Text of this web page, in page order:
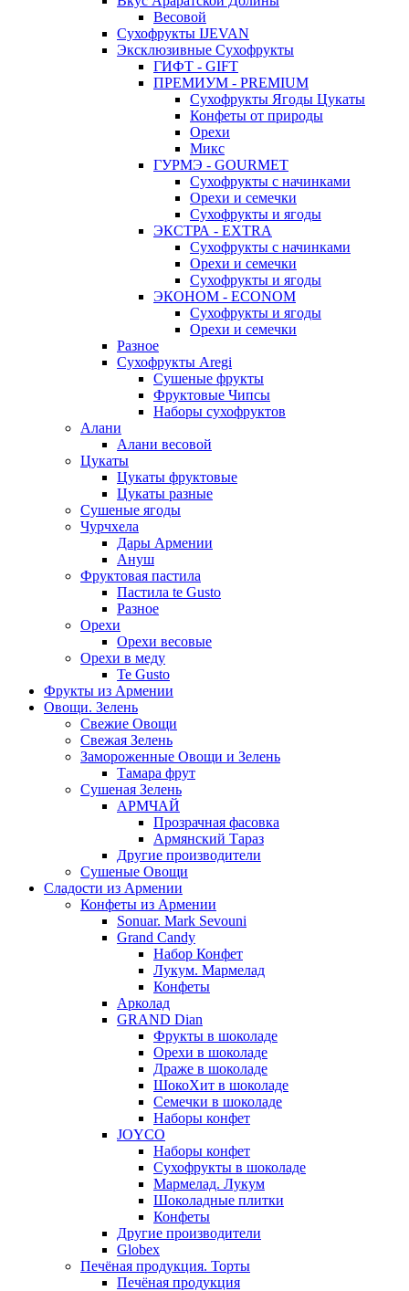
Весовой
Сухофрукты IJEVAN
Эксклюзивные Сухофрукты
ГИФТ - GIFT
ПРЕМИУМ - PREMIUM
Сухофрукты Ягоды Цукаты
Конфеты от природы
Орехи
Микс
ГУРМЭ - GOURMET
Сухофрукты с начинками
Орехи и семечки
Сухофрукты и ягоды
ЭКСТРА - EXTRA
Сухофрукты с начинками
Орехи и семечки
Сухофрукты и ягоды
ЭКОНОМ - ECONOM
Сухофрукты и ягоды
Орехи и семечки
Разное
Сухофрукты Aregi
Сушеные фрукты
Фруктовые Чипсы
Наборы сухофруктов
Алани
Алани весовой
Цукаты
Цукаты фруктовые
Цукаты разные
Сушеные ягоды
Чурчхела
Дары Армении
Ануш
Фруктовая пастила
Пастила te Gusto
Разное
Орехи
Орехи весовые
Орехи в меду
Te Gusto
Фрукты из Армении
Овощи. Зелень
Свежие Овощи
Свежая Зелень
Замороженные Овощи и Зелень
Тамара фрут
Сушеная Зелень
АРМЧАЙ
Прозрачная фасовка
Армянский Тараз
Другие производители
Сушеные Овощи
Сладости из Армении
Конфеты из Армении
Sonuar. Mark Sevouni
Grand Candy
Набор Конфет
Лукум. Мармелад
Конфеты
Арколад
GRAND Dian
Фрукты в шоколаде
Орехи в шоколаде
Драже в шоколаде
ШокоХит в шоколаде
Семечки в шоколаде
Наборы конфет
JOYCO
Наборы конфет
Сухофрукты в шоколаде
Мармелад. Лукум
Шоколадные плитки
Конфеты
Другие производители
Globex
Печёная продукция. Торты
Печёная продукция